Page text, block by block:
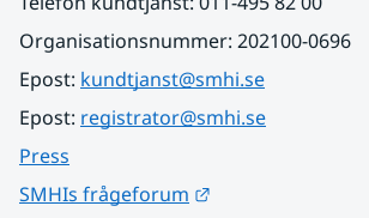
Organisationsnummer: 202100-0696
Epost: kundtjanst@smhi.se
Epost: registrator@smhi.se
Press
SMHIs frågeforum